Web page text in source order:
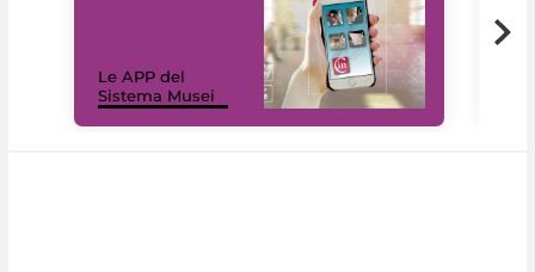
Le APP del
Sistema Musei